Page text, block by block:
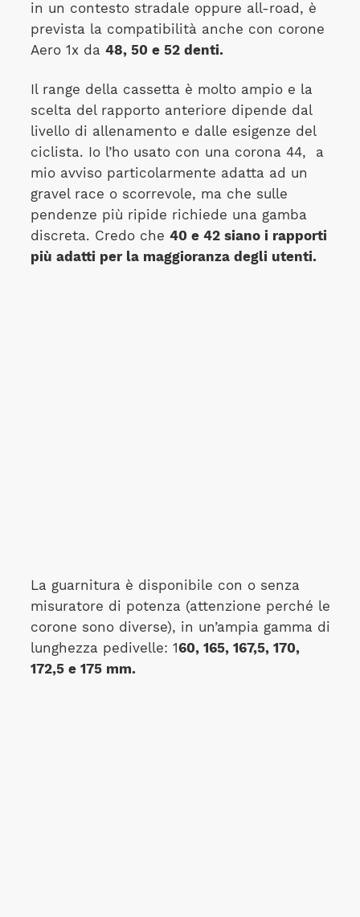
in un contesto stradale oppure all-road, è
prevista la compatibilità anche con corone
Aero 1x da 48, 50 e 52 denti.
Il range della cassetta è molto ampio e la
scelta del rapporto anteriore dipende dal
livello di allenamento e dalle esigenze del
ciclista. Io l’ho usato con una corona 44, a
mio avviso particolarmente adatta ad un
gravel race o scorrevole, ma che sulle
pendenze più ripide richiede una gamba
discreta. Credo che 40 e 42 siano i rapporti
più adatti per la maggioranza degli utenti.
La guarnitura è disponibile con o senza
misuratore di potenza (attenzione perché le
corone sono diverse), in un’ampia gamma di
lunghezza pedivelle: 160, 165, 167,5, 170,
172,5 e 175 mm.